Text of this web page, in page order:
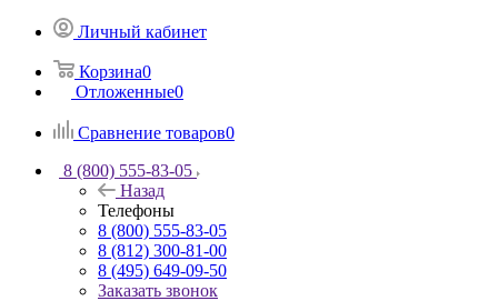
Личный кабинет
Корзина0
Отложенные0
Сравнение товаров0
8 (800) 555-83-05
Назад
Телефоны
8 (800) 555-83-05
8 (812) 300-81-00
8 (495) 649-09-50
Заказать звонок